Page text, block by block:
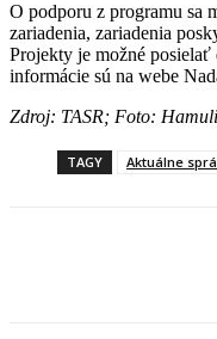
O podporu z programu sa
zariadenia, zariadenia
Projekty je možné
informácie sú na webe
Zdroj: TASR; Foto:
TAGY Aktuálne